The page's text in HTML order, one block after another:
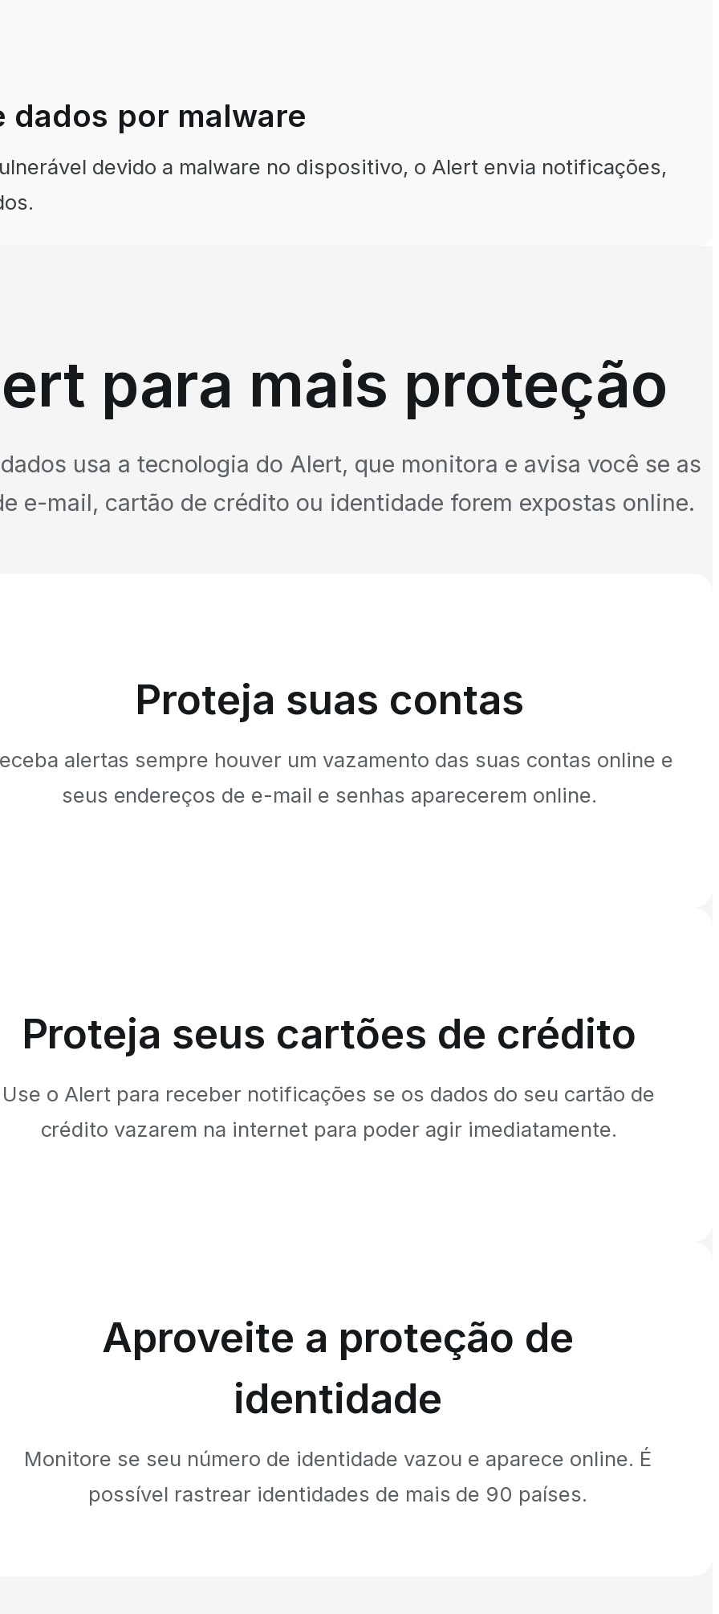
dados por malware
devido a malware no dispositivo, o Alert envia notificações,
para mais proteção
usa a tecnologia do Alert, que monitora e avisa você se as
e-mail, cartão de crédito ou identidade forem expostas online.
Proteja suas contas
alertas sempre houver um vazamento das suas contas online e
seus endereços de e-mail e senhas aparecerem online.
Proteja seus cartões de crédito
Use o Alert para receber notificações se os dados do seu cartão de
crédito vazarem na internet para poder agir imediatamente.
Aproveite a proteção de
identidade
Monitore se seu número de identidade vazou e aparece online. É
possível rastrear identidades de mais de 90 países.